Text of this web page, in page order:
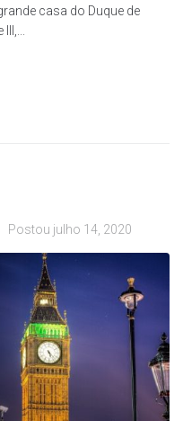
casa do Duque de
Postou julho 14, 2020